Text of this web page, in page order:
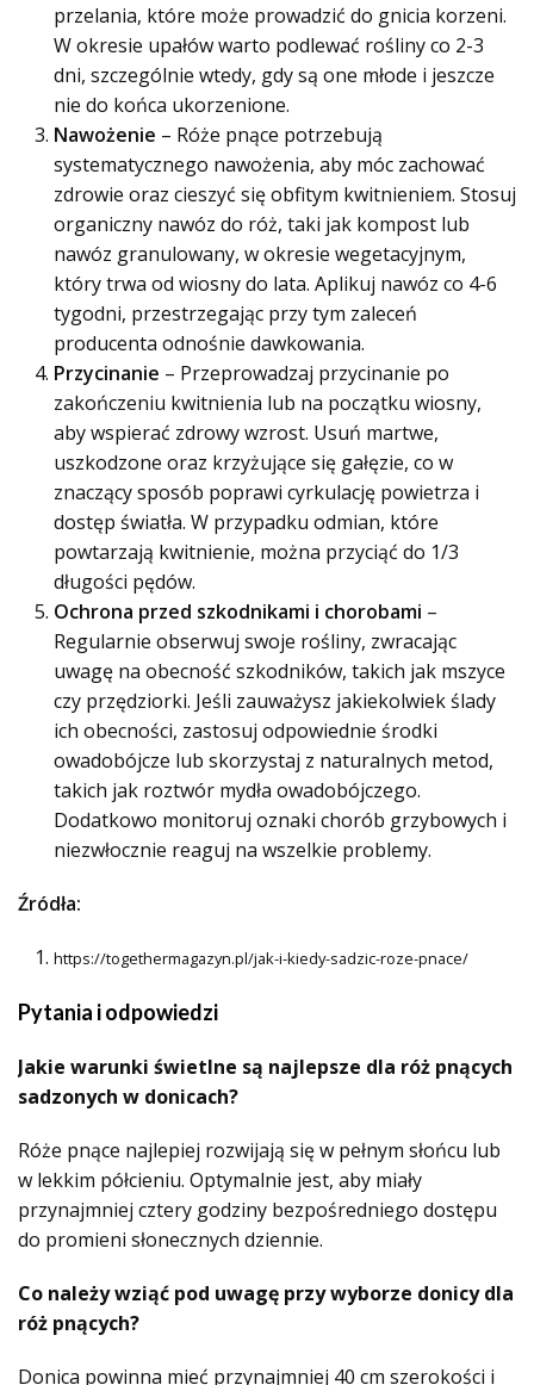
przelania, które może prowadzić do gnicia korzeni.
W okresie upałów warto podlewać rośliny co 2-3
dni, szczególnie wtedy, gdy są one młode i jeszcze
nie do końca ukorzenione.
Nawożenie – Róże pnące potrzebują
systematycznego nawożenia, aby móc zachować
zdrowie oraz cieszyć się obfitym kwitnieniem. Stosuj
organiczny nawóz do róż, taki jak kompost lub
nawóz granulowany, w okresie wegetacyjnym,
który trwa od wiosny do lata. Aplikuj nawóz co 4-6
tygodni, przestrzegając przy tym zaleceń
producenta odnośnie dawkowania.
Przycinanie – Przeprowadzaj przycinanie po
zakończeniu kwitnienia lub na początku wiosny,
aby wspierać zdrowy wzrost. Usuń martwe,
uszkodzone oraz krzyżujące się gałęzie, co w
znaczący sposób poprawi cyrkulację powietrza i
dostęp światła. W przypadku odmian, które
powtarzają kwitnienie, można przyciąć do 1/3
długości pędów.
Ochrona przed szkodnikami i chorobami –
Regularnie obserwuj swoje rośliny, zwracając
uwagę na obecność szkodników, takich jak mszyce
czy przędziorki. Jeśli zauważysz jakiekolwiek ślady
ich obecności, zastosuj odpowiednie środki
owadobójcze lub skorzystaj z naturalnych metod,
takich jak roztwór mydła owadobójczego.
Dodatkowo monitoruj oznaki chorób grzybowych i
niezwłocznie reaguj na wszelkie problemy.
Źródła:
https://togethermagazyn.pl/jak-i-kiedy-sadzic-roze-pnace/
Pytania i odpowiedzi
Jakie warunki świetlne są najlepsze dla róż pnących
sadzonych w donicach?
Róże pnące najlepiej rozwijają się w pełnym słońcu lub
w lekkim półcieniu. Optymalnie jest, aby miały
przynajmniej cztery godziny bezpośredniego dostępu
do promieni słonecznych dziennie.
Co należy wziąć pod uwagę przy wyborze donicy dla
róż pnących?
Donica powinna mieć przynajmniej 40 cm szerokości i